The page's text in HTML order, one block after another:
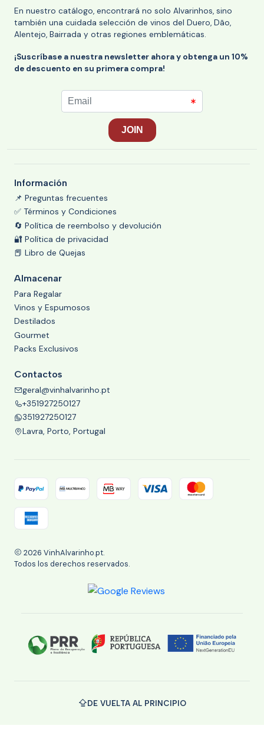
En nuestro catálogo, encontrará no solo Alvarinhos, sino
también una cuidada selección de vinos del Duero, Dão,
Alentejo, Bairrada y otras regiones emblemáticas.
¡Suscríbase a nuestra newsletter ahora y obtenga un 10%
de descuento en su primera compra!
Información
📌 Preguntas frecuentes
✅ Términos y Condiciones
🔄 Política de reembolso y devolución
🔐 Política de privacidad
📕 Libro de Quejas
Almacenar
Para Regalar
Vinos y Espumosos
Destilados
Gourmet
Packs Exclusivos
Contactos
geral@vinhalvarinho.pt
+351927250127
351927250127
Lavra, Porto, Portugal
2026 VinhAlvarinho.pt.
Todos los derechos reservados.
DE VUELTA AL PRINCIPIO